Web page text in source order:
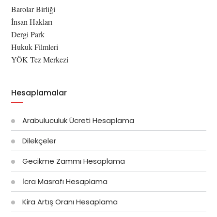
Barolar Birliği
İnsan Hakları
Dergi Park
Hukuk Filmleri
YÖK Tez Merkezi
Hesaplamalar
Arabuluculuk Ücreti Hesaplama
Dilekçeler
Gecikme Zammı Hesaplama
İcra Masrafı Hesaplama
Kira Artış Oranı Hesaplama